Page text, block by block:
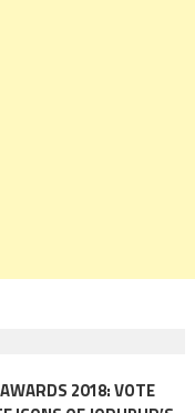
2018: VOTE